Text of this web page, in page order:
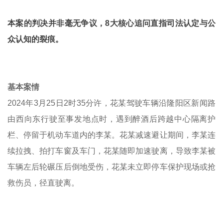
本案的判决并非毫无争议，8大核心追问直指司法认定与公
众认知的裂痕。
基本案情
2024年3月25日2时35分许，花某驾驶车辆沿隆阳区新闻路
由西向东行驶至事发地点时，遇到醉酒后跨越中心隔离护
栏、停留于机动车道内的李某。花某减速避让期间，李某连
续拉拽、拍打车窗及车门，花某随即加速驶离，导致李某被
车辆左后轮碾压后倒地受伤，花某未立即停车保护现场或抢
救伤员，径直驶离。